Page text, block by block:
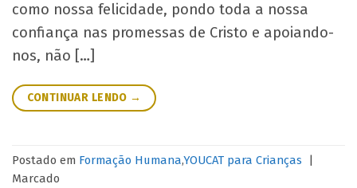
como nossa felicidade, pondo toda a nossa
confiança nas promessas de Cristo e apoiando-
nos, não […]
CONTINUAR LENDO →
Postado em Formação Humana,YOUCAT para Crianças
|
Marcado